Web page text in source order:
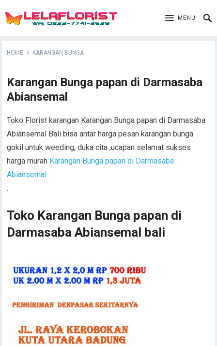
MENU
HOME KARANGAN BUNGA
Karangan Bunga papan di Darmasaba
Abiansemal
Toko Florist karangan Karangan Bunga papan di Darmasaba
Abiansemal Bali bisa antar harga pesan karangan bunga
gokil untuk weeding, duka cita ,ucapan selamat sukses
harga murah Karangan Bunga papan di Darmasaba
Abiansemal
.
Toko Karangan Bunga papan di
Darmasaba Abiansemal bali